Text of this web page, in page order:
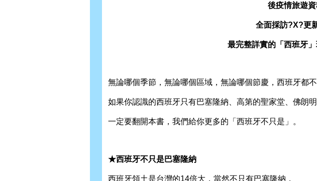
後疫情旅遊
全面採訪?X?更
最完整詳實的「西班牙
無論哪個季節，無論哪個區域，無論哪個節慶，西班牙都不
如果你認識的西班牙只有巴塞隆納、高第的聖家堂、佛朗明
一定要翻開本書，我們給你更多的「西班牙不只是」。
★西班牙不只是巴塞隆納
西班牙領土是台灣的14倍大，當然不只有巴塞隆納，